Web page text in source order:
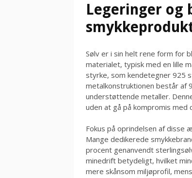
Legeringer og
Sølv er i sin helt rene form for
materialet, typisk med en lille
styrke, som kendetegner 925
metalkonstruktionen består af
understøttende metaller.
uden at gå på kompromis
Fokus på oprindelsen af disse
Mange dedikerede
procent genanvendt
minedrift betydeligt, hvilket
mere skånsom miljøprofil,